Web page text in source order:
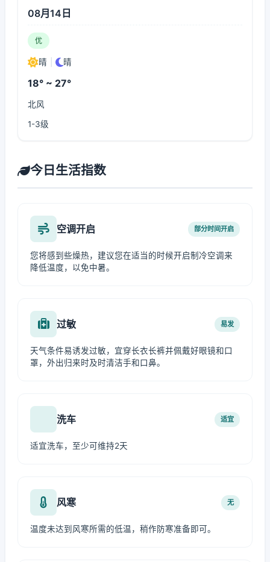
08月14日
优
晴 晴
18° ~ 27°
北风
1-3级
今日生活指数
空调开启 部分时间开启
您将感到些燥热，建议您在适当的时候开启制冷空调来
降低温度，以免中暑。
过敏 易发
天气条件易诱发过敏，宜穿长衣长裤并佩戴好眼镜和口
罩，外出归来时及时清洁手和口鼻。
洗车 适宜
适宜洗车，至少可维持2天
风寒 无
温度未达到风寒所需的低温，稍作防寒准备即可。